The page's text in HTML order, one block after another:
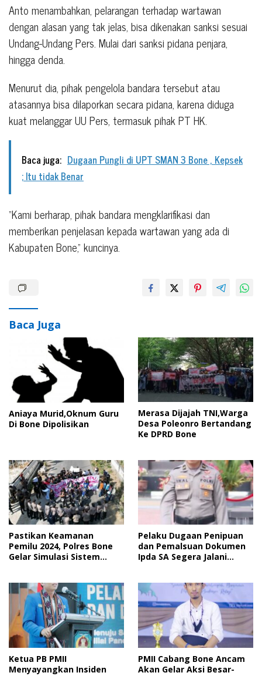
Anto menambahkan, pelarangan terhadap wartawan
dengan alasan yang tak jelas, bisa dikenakan sanksi sesuai
Undang-Undang Pers. Mulai dari sanksi pidana penjara,
hingga denda.
Menurut dia, pihak pengelola bandara tersebut atau
atasannya bisa dilaporkan secara pidana, karena diduga
kuat melanggar UU Pers, termasuk pihak PT HK.
Baca juga: Dugaan Pungli di UPT SMAN 3 Bone , Kepsek
; Itu tidak Benar
“Kami berharap, pihak bandara mengklarifikasi dan
memberikan penjelasan kepada wartawan yang ada di
Kabupaten Bone,” kuncinya.
Baca Juga
Aniaya Murid,Oknum Guru
Di Bone Dipolisikan
Merasa Dijajah TNI,Warga
Desa Poleonro Bertandang
Ke DPRD Bone
Pastikan Keamanan
Pemilu 2024, Polres Bone
Gelar Simulasi Sistem
Pelaku Dugaan Penipuan
dan Pemalsuan Dokumen
Ipda SA Segera Jalani
Hakim
Ketua PB PMII
Menyayangkan Insiden
PMII Cabang Bone Ancam
Akan Gelar Aksi Besar-